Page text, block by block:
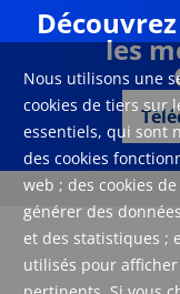
Nous utilisons une
cookies de tiers sur
essentiels, qui sont
des cookies
web ; des cookies
générer des
et des statistiques ;
utilisés pour
les